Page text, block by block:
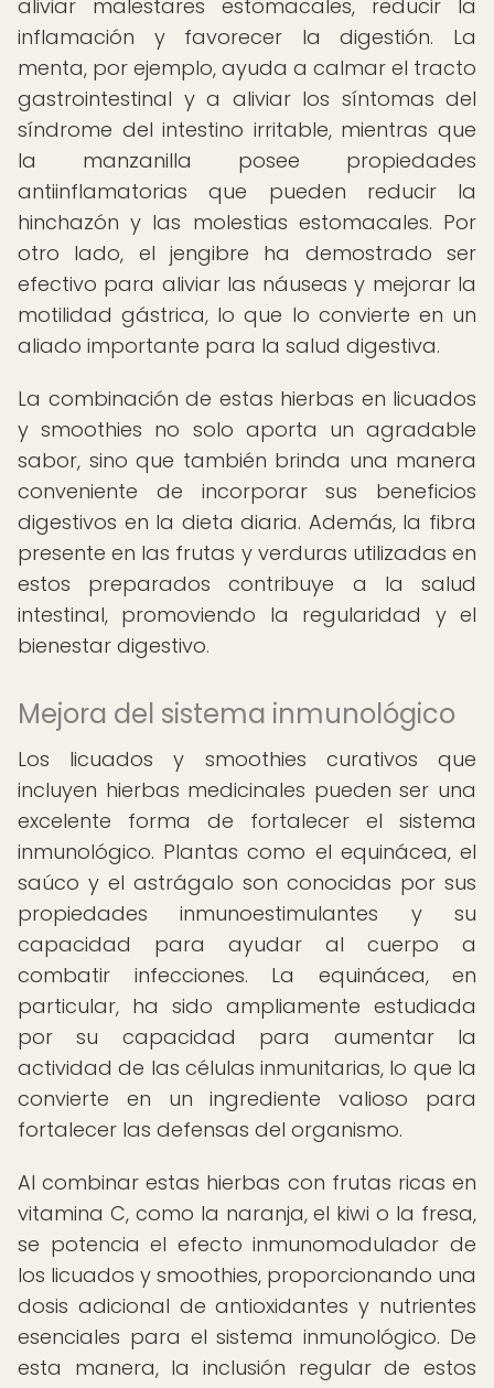
aliviar malestares estomacales, reducir la
inflamación y favorecer la digestión. La
menta, por ejemplo, ayuda a calmar el tracto
gastrointestinal y a aliviar los síntomas del
síndrome del intestino irritable, mientras que
la manzanilla posee propiedades
antiinflamatorias que pueden reducir la
hinchazón y las molestias estomacales. Por
otro lado, el jengibre ha demostrado ser
efectivo para aliviar las náuseas y mejorar la
motilidad gástrica, lo que lo convierte en un
aliado importante para la salud digestiva.
La combinación de estas hierbas en licuados
y smoothies no solo aporta un agradable
sabor, sino que también brinda una manera
conveniente de incorporar sus beneficios
digestivos en la dieta diaria. Además, la fibra
presente en las frutas y verduras utilizadas en
estos preparados contribuye a la salud
intestinal, promoviendo la regularidad y el
bienestar digestivo.
Mejora del sistema inmunológico
Los licuados y smoothies curativos que
incluyen hierbas medicinales pueden ser una
excelente forma de fortalecer el sistema
inmunológico. Plantas como el equinácea, el
saúco y el astrágalo son conocidas por sus
propiedades inmunoestimulantes y su
capacidad para ayudar al cuerpo a
combatir infecciones. La equinácea, en
particular, ha sido ampliamente estudiada
por su capacidad para aumentar la
actividad de las células inmunitarias, lo que la
convierte en un ingrediente valioso para
fortalecer las defensas del organismo.
Al combinar estas hierbas con frutas ricas en
vitamina C, como la naranja, el kiwi o la fresa,
se potencia el efecto inmunomodulador de
los licuados y smoothies, proporcionando una
dosis adicional de antioxidantes y nutrientes
esenciales para el sistema inmunológico. De
esta manera, la inclusión regular de estos